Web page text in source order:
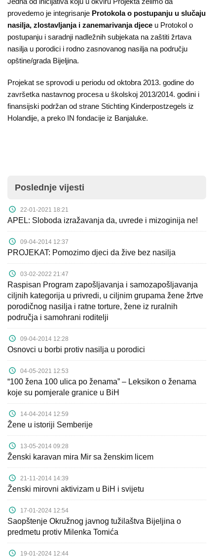
provedemo je integrisanje Protokola o postupanju u slučaju
nasilja, zlostavljanja i zanemarivanja djece u Protokol o
postupanju i saradnji nadležnih subjekata na zaštiti žrtava
nasilja u porodici i rodno zasnovanog nasilja na području
opštine/grada Bijeljina.
Projekat se sprovodi u periodu od oktobra 2013. godine do
završetka nastavnog procesa u školskoj 2013/2014. godini i
finansijski podržan od strane Stichting Kinderpostzegels iz
Holandije, a preko IN fondacije iz Banjaluke.
Poslednje vijesti
22-01-2021 18:21
APEL: Sloboda izražavanja da, uvrede i mizoginija ne!
09-04-2014 12:37
PROJEKAT: Pomozimo djeci da žive bez nasilja
03-02-2022 21:47
Raspisan Program zapošljavanja i samozapošljavanja
ciljnih kategorija u privredi, u ciljnim grupama žene žrtve
porodičnog nasilja i ratne torture, žene iz ruralnih
područja i samohrani roditelji
09-04-2014 12:28
Osnovci u borbi protiv nasilja u porodici
04-05-2021 12:53
“100 žena 100 ulica po ženama” – Leksikon o ženama
koje su pomjerale granice u BiH
14-04-2014 12:59
Žene u istoriji Semberije
13-05-2014 09:28
Ženski karavan mira Mir sa ženskim licem
21-11-2014 14:39
Ženski mirovni aktivizam u BiH i svijetu
17-01-2024 12:54
Saopštenje Okružnog javnog tužilaštva Bijeljina o
predmetu protiv Milenka Tomića
19-01-2024 12:44